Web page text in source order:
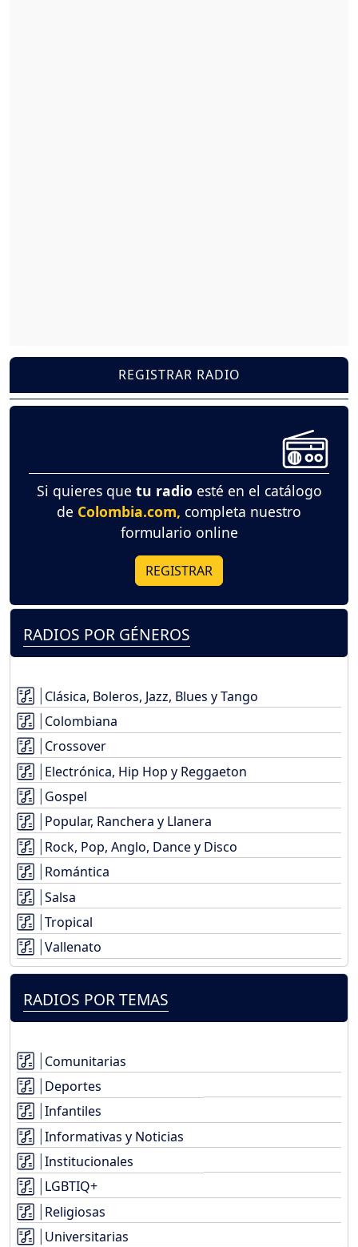
REGISTRAR RADIO
Si quieres que tu radio esté en el catálogo
de Colombia.com, completa nuestro
formulario online
REGISTRAR
RADIOS POR GÉNEROS
Clásica, Boleros, Jazz, Blues y Tango
Colombiana
Crossover
Electrónica, Hip Hop y Reggaeton
Gospel
Popular, Ranchera y Llanera
Rock, Pop, Anglo, Dance y Disco
Romántica
Salsa
Tropical
Vallenato
RADIOS POR TEMAS
Comunitarias
Deportes
Infantiles
Informativas y Noticias
Institucionales
LGBTIQ+
Religiosas
Universitarias